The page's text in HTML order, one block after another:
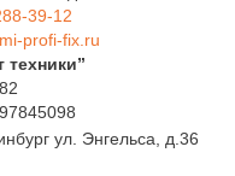
ул. Энгельса, д.36
39-12
profi-fix.ru
техники”